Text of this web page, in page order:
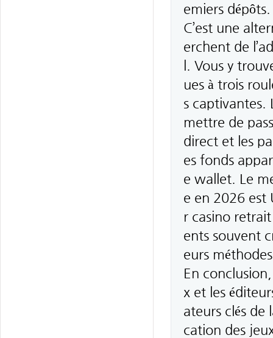
emiers dépôts.
C’est une
erchent de
l. Vous y
ues à trois
s captivantes.
mettre de
direct et les
es fonds
e wallet. Le
e en 2026 est
r casino
ents souvent
eurs
En
x et les
ateurs clés
cation des